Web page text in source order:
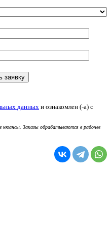
данных и ознакомлен (-а) c
нюансы. Заказы обрабатываются в рабочее